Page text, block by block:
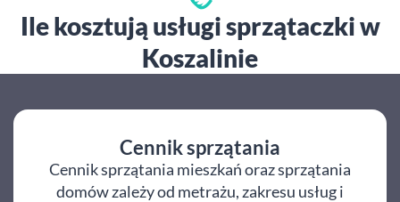
Ile kosztują usługi sprzątaczki w
Koszalinie
Cennik sprzątania
Cennik sprzątania mieszkań oraz sprzątania
domów zależy od metrażu, zakresu usług i